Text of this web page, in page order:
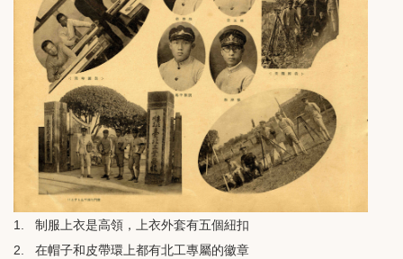
1.
制服上衣是高領，上衣外套有五個紐扣
2.
在帽子和皮帶環上都有北工專屬的徽章